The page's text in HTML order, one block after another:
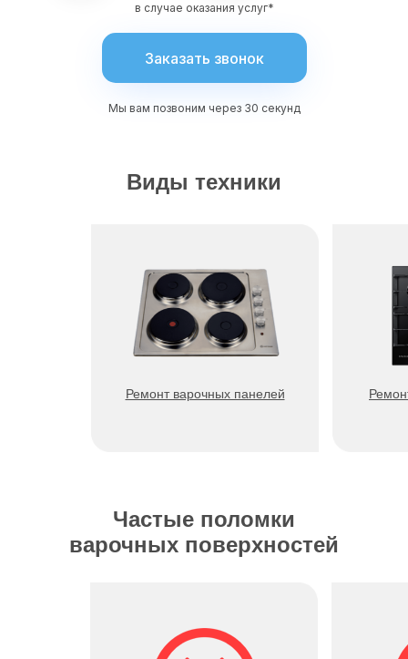
Мы вам позвоним через 30 секунд
в случае оказания услуг*
Заказать звонок
Виды техники
Ремонт варочных панелей
Частые поломки
варочных поверхностей